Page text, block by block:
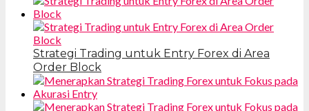
Strategi Trading untuk Entry Forex di Area
Order Block